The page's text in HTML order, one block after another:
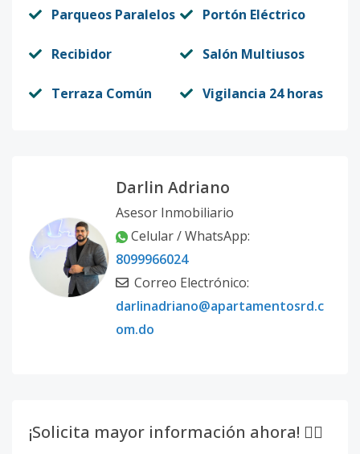
Parqueos Paralelos Portón Eléctrico
Recibidor Salón Multiusos
Terraza Común Vigilancia 24 horas
Darlin Adriano
Asesor Inmobiliario
Celular / WhatsApp:
8099966024
Correo Electrónico:
darlinadriano@apartamentosrd.c
om.do
¡Solicita mayor información ahora! 👇🏽